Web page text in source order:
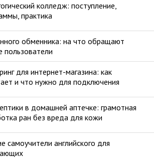
колледж: поступление,
практика
обменника: на что обращают
для интернет-магазина: как
и что нужно для подключения
в домашней аптечке: грамотная
ран без вреда для кожи
самоучители английского для